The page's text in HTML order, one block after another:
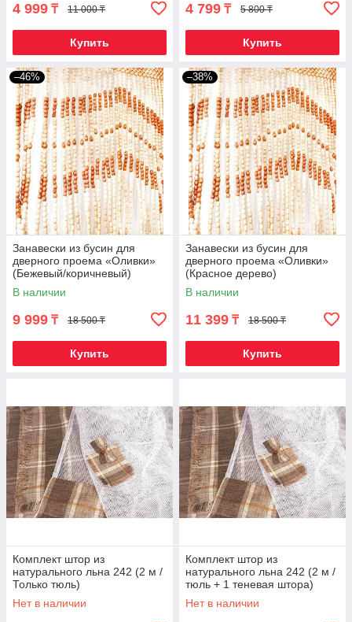
4 999 ₸ 11 000 ₸
Купить
4 799 ₸ 5 800 ₸
Купить
–46%
Занавески из бусин для
дверного проема «Оливки»
(Бежевый/коричневый)
В наличии
9 999 ₸ 18 500 ₸
Купить
–38%
Занавески из бусин для
дверного проема «Оливки»
(Красное дерево)
В наличии
11 399 ₸ 18 500 ₸
Купить
Комплект штор из
натурального льна 242 (2 м /
Только тюль)
Нет в наличии
Комплект штор из
натурального льна 242 (2 м /
тюль + 1 теневая штора)
Нет в наличии